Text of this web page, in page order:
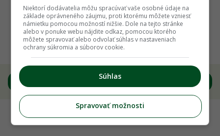
Späť na článok
Vyrobte si vianočného škriatka: Záhrada ožije a
váš domov ochráni pred nešťastím
Niektorí dodávatelia môžu spracúvať vaše osobné údaje na
základe oprávneného záujmu, proti ktorému môžete vzniesť
námietku pomocou možností nižšie. Dole na tejto stránke
alebo v ponuke webu nájdite odkaz, pomocou ktorého
môžete spravovať alebo odvolať súhlas v nastaveniach
ochrany súkromia a súborov cookie.
Súhlas
Spravovať možnosti